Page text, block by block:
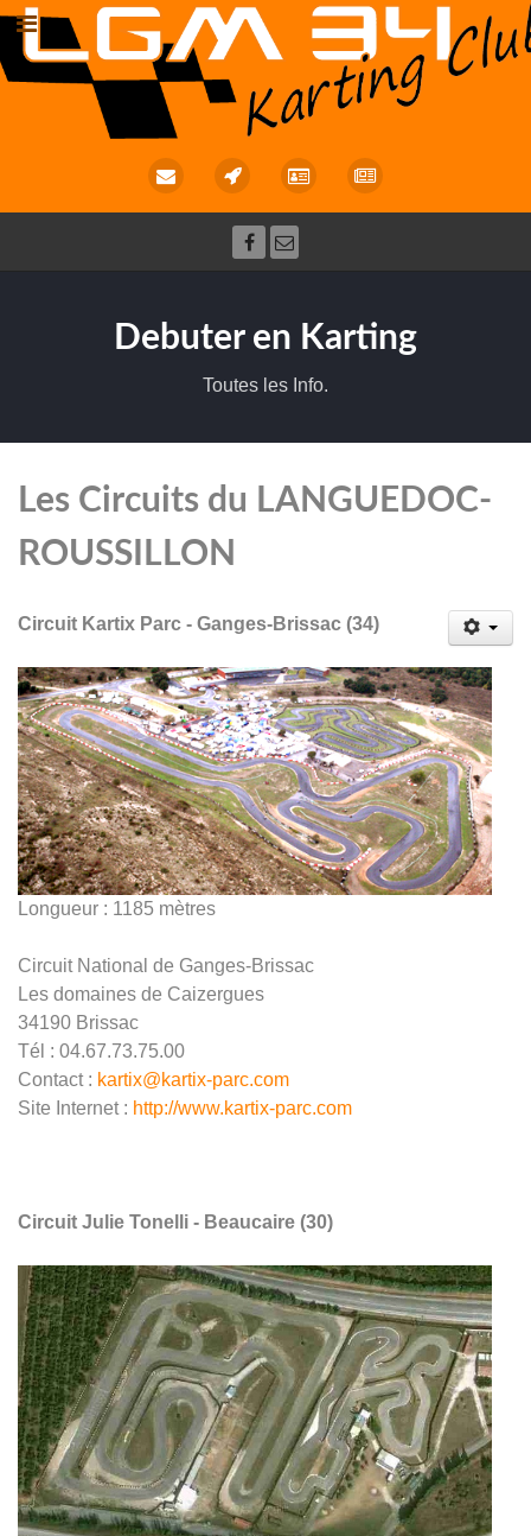
Debuter en Karting
Toutes les Info.
Les Circuits du LANGUEDOC-
ROUSSILLON
Circuit Kartix Parc - Ganges-Brissac (34)
Longueur : 1185 mètres
Circuit National de Ganges-Brissac
Les domaines de Caizergues
34190 Brissac
Tél : 04.67.73.75.00
Contact : kartix@kartix-parc.com
Site Internet : http://www.kartix-parc.com
Circuit Julie Tonelli - Beaucaire (30)